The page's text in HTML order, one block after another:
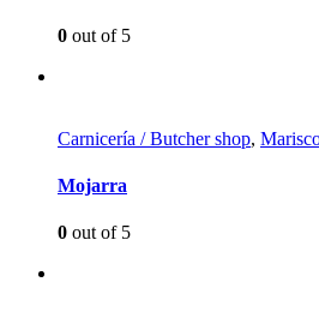
0 out of 5
Carnicería / Butcher shop,
Mojarra
0 out of 5